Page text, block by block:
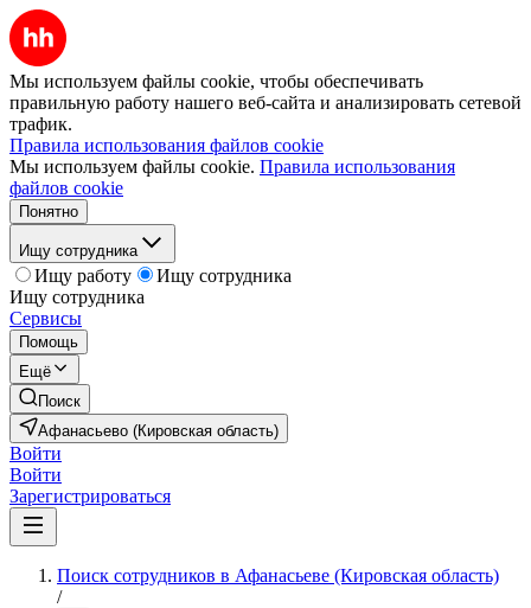
Мы используем файлы cookie, чтобы обеспечивать
правильную работу нашего веб-сайта и анализировать сетевой
трафик.
Правила использования файлов cookie
Мы используем файлы cookie. Правила использования
файлов cookie
Понятно
Ищу сотрудника
Ищу работу
Ищу сотрудника
Ищу сотрудника
Сервисы
Помощь
Ещё
Поиск
Афанасьево (Кировская область)
Войти
Войти
Зарегистрироваться
Поиск сотрудников в Афанасьеве (Кировская область)
/